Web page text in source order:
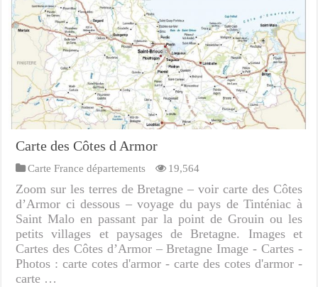
Carte des Côtes d Armor
Carte France départements 19,564
Zoom sur les terres de Bretagne – voir carte des Côtes
d’Armor ci dessous – voyage du pays de Tinténiac à
Saint Malo en passant par la point de Grouin ou les
petits villages et paysages de Bretagne. Images et
Cartes des Côtes d’Armor – Bretagne Image - Cartes -
Photos : carte cotes d'armor - carte des cotes d'armor -
carte …